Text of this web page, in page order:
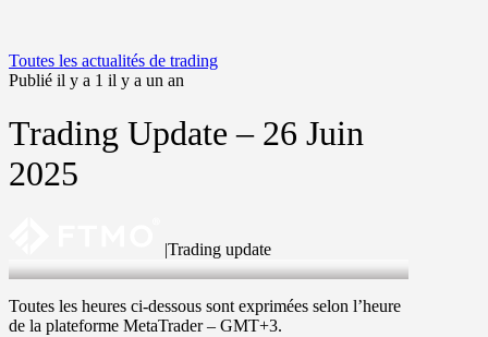
Toutes les actualités de trading
Publié il y a 1 il y a un an
Trading Update – 26 Juin
2025
|Trading update
26 Jun 2025
Toutes les heures ci-dessous sont exprimées selon l’heure
de la plateforme MetaTrader – GMT+3.